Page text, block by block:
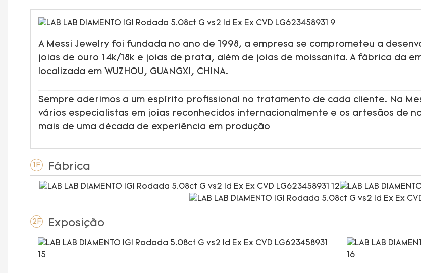
A Messi Jewelry foi fundada no ano de 1998, a empresa se comprometeu a
joias de ouro 14k/18k e joias de prata, além de joias de moissanita. A fábrica da
localizada em WUZHOU, GUANGXI, CHINA.
Sempre aderimos a um espírito profissional no tratamento de cada cliente. Na
vários especialistas em joias reconhecidos internacionalmente e os artesãos de
mais de uma década de experiência em produção
1F Fábrica
2F Exposição